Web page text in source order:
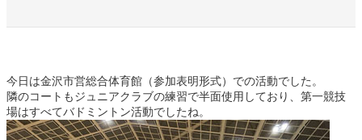
今日は金沢市営総合体育館（参加表明形式）での活動でした。
隣のコートもジュニアクラブの練習で半面使用しており、第一競技
場はすべてバドミントン活動でしたね。